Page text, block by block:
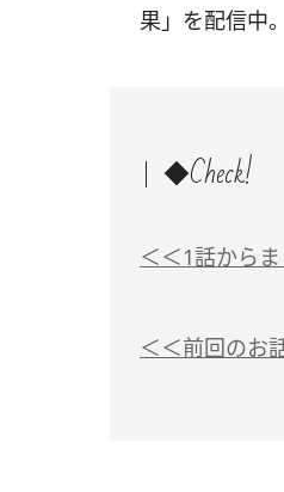
果」を配信中。
◆Check!
＜＜1話から
＜＜前回のお